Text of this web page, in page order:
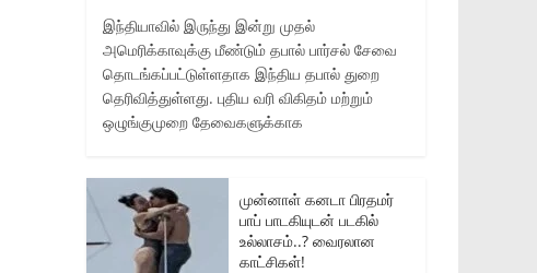
இந்தியாவில் இருந்து இன்று முதல்
அமெரிக்காவுக்கு மீண்டும் தபால் பார்சல் சேவை
தொடங்கப்பட்டுள்ளதாக இந்திய தபால் துறை
தெரிவித்துள்ளது. புதிய வரி விகிதம் மற்றும்
ஒழுங்குமுறை தேவைகளுக்காக
முன்னாள் கனடா பிரதமர்
பாப் பாடகியுடன் படகில்
உல்லாசம்..? வைரலான
காட்சிகள்!